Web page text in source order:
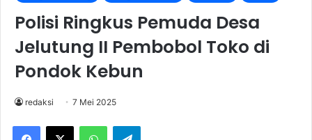
Polisi Ringkus Pemuda Desa
Jelutung II Pembobol Toko di
Pondok Kebun
redaksi 7 Mei 2025
Facebook
X WhatsAppTelegram